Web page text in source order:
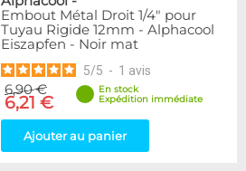
Embout Métal Droit 1/4" pour
Tuyau Rigide 12mm - Alphacool
Eiszapfen - Noir mat
5/5 - 1 avis
6,90 €
6,21 €
En stock
Expédition immédiate
Ajouter au panier